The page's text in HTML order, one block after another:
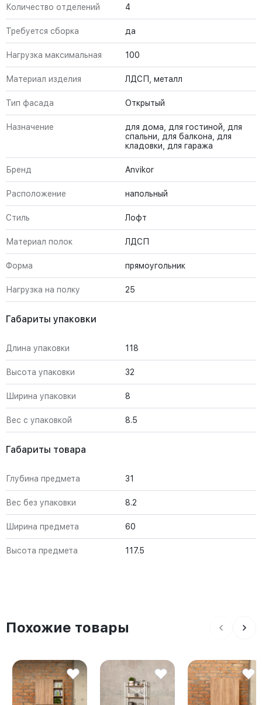
Количество отделений 4
Требуется сборка да
Нагрузка максимальная 100
Материал изделия ЛДСП, металл
Тип фасада Открытый
Назначение
для дома, для гостиной, для
спальни, для балкона, для
кладовки, для гаража
Бренд Anvikor
Расположение напольный
Стиль Лофт
Материал полок ЛДСП
Форма прямоугольник
Нагрузка на полку 25
Габариты упаковки
Длина упаковки 118
Высота упаковки 32
Ширина упаковки 8
Вес с упаковкой 8.5
Габариты товара
Глубина предмета 31
Вес без упаковки 8.2
Ширина предмета 60
Высота предмета 117.5
Похожие товары